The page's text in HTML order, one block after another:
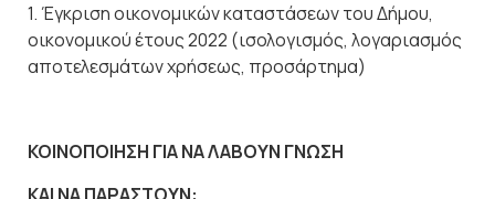
1. Έγκριση οικονομικών καταστάσεων του Δήμου,
οικονομικού έτους 2022 (ισολογισμός, λογαριασμός
αποτελεσμάτων χρήσεως, προσάρτημα)
ΚΟΙΝΟΠΟΙΗΣΗ ΓΙΑ ΝΑ ΛΑΒΟΥΝ ΓΝΩΣΗ
ΚΑΙ ΝΑ ΠΑΡΑΣΤΟΥΝ: